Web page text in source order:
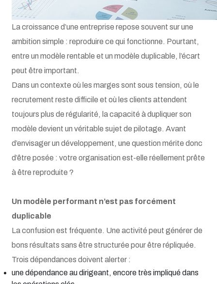
La croissance d’une entreprise repose souvent sur une
ambition simple : reproduire ce qui fonctionne. Pourtant,
entre un modèle rentable et un modèle duplicable, l’écart
peut être important.
Dans un contexte où les marges sont sous tension, où le
recrutement reste difficile et où les clients attendent
toujours plus de régularité, la capacité à dupliquer son
modèle devient un véritable sujet de pilotage. Avant
d’envisager un développement, une question mérite donc
d’être posée : votre organisation est-elle réellement prête
à être reproduite ?
Un modèle performant n’est pas forcément
duplicable
La confusion est fréquente. Une activité peut générer de
bons résultats sans être structurée pour être répliquée.
Trois dépendances doivent alerter :
une dépendance au dirigeant, encore très impliqué dans